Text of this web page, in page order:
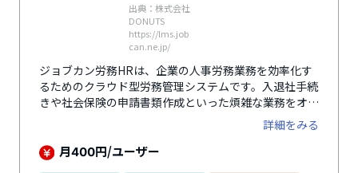
出典：株式会社
DONUTS
https://lms.job
can.ne.jp/
ジョブカン労務HRは、企業の人事労務業務を効率化す
るためのクラウド型労務管理システムです。入退社手続
きや社会保険の申請書類作成といった煩雑な業務をオン
ラインで簡単に処理できるため、紙の書類や手作業によ
る負担を軽減します。従業員情報を一元管理できるほ
か、労働法や社会保険法の改正にも迅速に対応し、コン
詳細をみる
月400円/ユーザー